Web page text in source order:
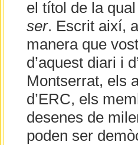
el títol de la
ser. Escrit així,
manera que
d’aquest diari i
Montserrat, els
d’ERC, els
desenes de
poden ser